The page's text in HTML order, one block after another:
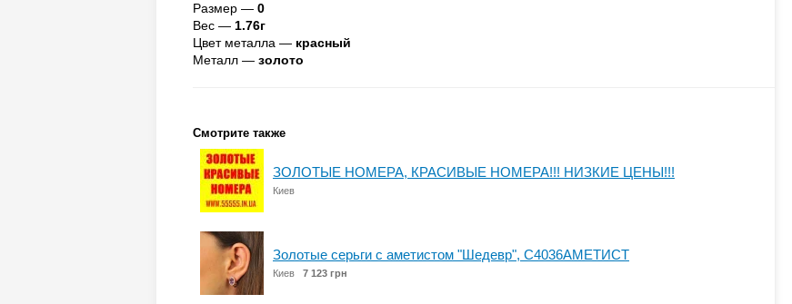
Размер — 0
Вес — 1.76г
Цвет металла — красный
Металл — золото
Смотрите также
ЗОЛОТЫЕ НОМЕРА, КРАСИВЫЕ НОМЕРА!!! НИЗКИЕ ЦЕНЫ!!!
Киев
Золотые серьги с аметистом "Шедевр", С4036АМЕТИСТ
Киев 7 123 грн